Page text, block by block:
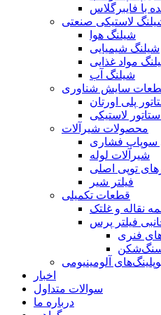
با فایبرگلاس
لاستیکی صنعتی
شیلنگ هوا
شیلنگ شیمیایی
مواد غذایی
شیلنگ آب
سایش شناوری
پلی اورتان
لاستیکی
محصولات شیرآلات
سوپاپ فشاری
شیرآلات لوله
توپی اصلی
فیلتر شیر
قطعات تکمیلی
نقاله و غلتک
فیلتر پرس
فنری
سنگ‌شکن
آلومینیومی
اخبار
سوالات متداول
درباره ما